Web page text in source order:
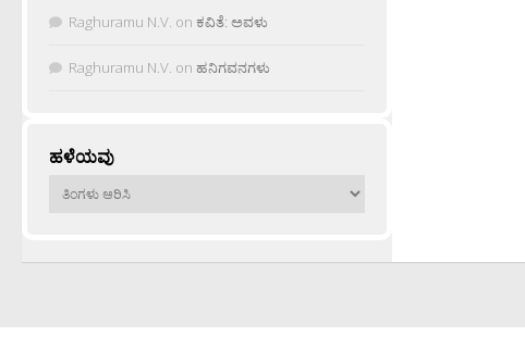
Raghuramu N.V. on ಕವಿತೆ: ಅವಳು
Raghuramu N.V. on ಹನಿಗವನಗಳು
ಹಳೆಯವು
ಹಳೆಯವು